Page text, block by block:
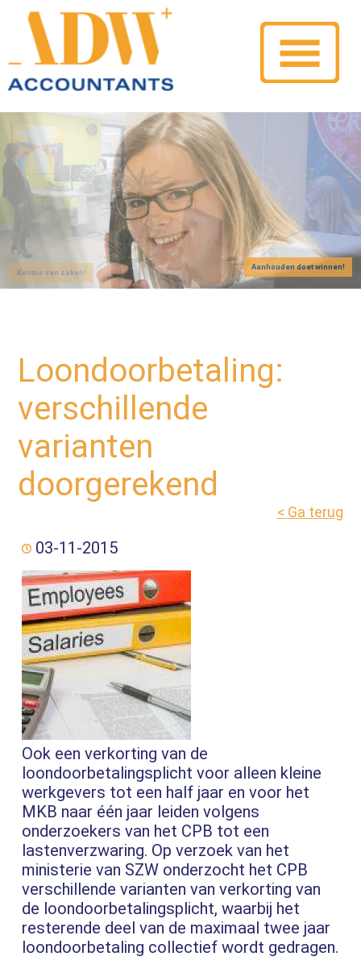
Aanhouden doet winnen!
Loondoorbetaling:
verschillende
varianten
doorgerekend
< Ga terug
03-11-2015
Ook een verkorting van de
loondoorbetalingsplicht voor alleen kleine
werkgevers tot een half jaar en voor het
MKB naar één jaar leiden volgens
onderzoekers van het CPB tot een
lastenverzwaring. Op verzoek van het
ministerie van SZW onderzocht het CPB
verschillende varianten van verkorting van
de loondoorbetalingsplicht, waarbij het
resterende deel van de maximaal twee jaar
loondoorbetaling collectief wordt gedragen.